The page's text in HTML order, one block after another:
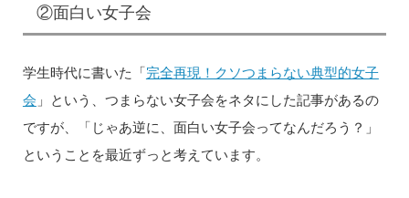
②面白い女子会
学生時代に書いた「完全再現！クソつまらない典型的女子
会 」という、つまらない女子会をネタにした記事があるの
ですが、「じゃあ逆に、面白い女子会ってなんだろう？」
ということを最近ずっと考えています。